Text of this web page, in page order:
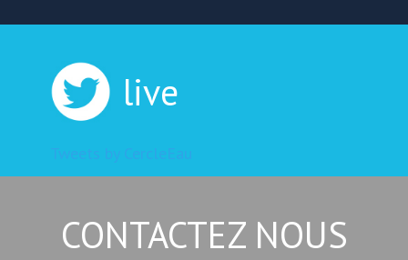
live
CONTACTEZ NOUS